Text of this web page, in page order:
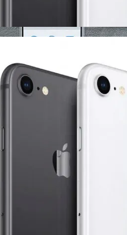
«Хаббл» Показал Необычную
До Інновацій: Як Сучасні
Героїв